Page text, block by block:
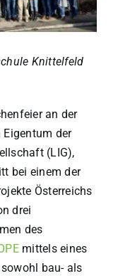
Knittelfeld
an der
der
(LIG),
bei einem der
Österreichs
drei
des
mittels eines
bau- als